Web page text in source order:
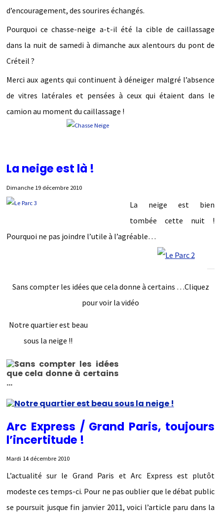
d’encouragement, des sourires échangés.
Pourquoi ce chasse-neige a-t-il été la cible de caillassage
dans la nuit de samedi à dimanche aux alentours du pont de
Créteil ?
Merci aux agents qui continuent à déneiger malgré l’absence
de vitres latérales et pensées à ceux qui étaient dans le
camion au moment du caillassage !
La neige est là !
Dimanche 19 décembre 2010
La neige est bien
tombée cette nuit !
Pourquoi ne pas joindre l’utile à l’agréable…
Sans compter les idées que cela donne à certains …Cliquez
pour voir la vidéo
Notre quartier est beau
sous la neige !!
Arc Express / Grand Paris, toujours
l’incertitude !
Mardi 14 décembre 2010
L’actualité sur le Grand Paris et Arc Express est plutôt
modeste ces temps-ci. Pour ne pas oublier que le débat public
se poursuit jusque fin janvier 2011, voici l’article paru dans la